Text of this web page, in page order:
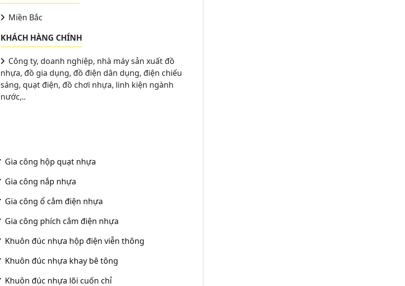
Miền Bắc
KHÁCH HÀNG CHÍNH
Công ty, doanh nghiệp, nhà máy sản xuất đồ
nhựa, đồ gia dụng, đồ điện dân dụng, điện chiếu
sáng, quạt điện, đồ chơi nhựa, linh kiện ngành
nước,..
Gia công hộp quạt nhựa
Gia công nắp nhựa
Gia công ổ cắm điện nhựa
Gia công phích cắm điện nhựa
Khuôn đúc nhựa hộp điện viễn thông
Khuôn đúc nhựa khay bê tông
Khuôn đúc nhựa lõi cuốn chỉ